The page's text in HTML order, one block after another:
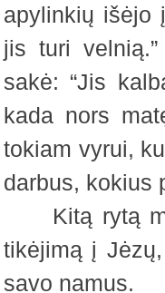
apylinkių išėjo
jis turi
sakė: “Jis
kada nors
tokiam vyrui,
darbus, kokius
Kitą rytą
tikėjimą į
savo namus.